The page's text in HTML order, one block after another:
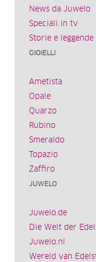
News da Juwelo
Speciali in tv
Storie e leggende
GIOIELLI
Ametista
Opale
Quarzo
Rubino
Smeraldo
Topazio
Zaffiro
JUWELO
Juwelo.de
Die Welt der
Juwelo.nl
Wereld van